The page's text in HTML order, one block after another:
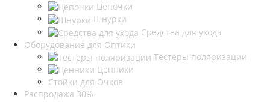
Цепочки
Шнурки
Средства для ухода
Оборудование для Оптики
Тестеры поляризации
Ценники
Стойки для Очков
Распродажа 30%